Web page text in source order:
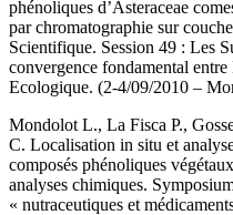
phénoliques d’Asteraceae
par chromatographie sur
Scientifique. Session 49 : Les
convergence fondamental
Ecologique. (2-4/09/2010 –
Mondolot L., La Fisca P.,
C. Localisation in situ et
composés phénoliques
analyses chimiques.
« nutraceutiques et